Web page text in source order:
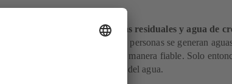
Transporte fiable de aguas residuales y agua de
Allí donde viven o trabajan personas se generan
ser evacuadas y tratadas de manera fiable. Solo
devolverlas al ciclo natural del agua.